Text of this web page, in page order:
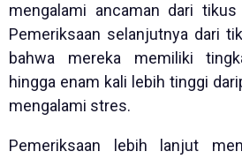
mengalami ancaman dari
Pemeriksaan selanjutnya dari
bahwa mereka memiliki
hingga enam kali lebih tinggi
mengalami stres.
Pemeriksaan lebih lanjut